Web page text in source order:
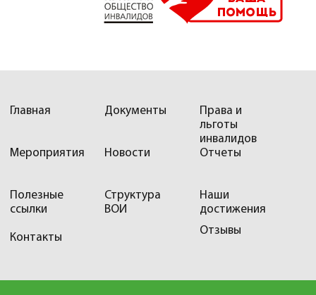
Главная Документы
Права и
льготы
инвалидов
Мероприятия
Новости Отчеты
Полезные
ссылки
Структура
ВОИ
Наши
достижения
Отзывы
Контакты